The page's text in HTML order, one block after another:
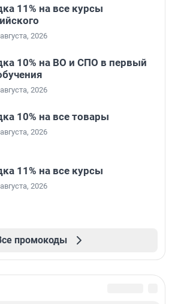
11% на все курсы
2026
10% на ВО и СПО в первый
2026
10% на все товары
2026
11% на все курсы
2026
промокоды